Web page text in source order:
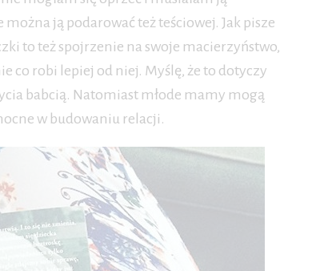
ją podarować też teściowej. Jak pisze
to też spojrzenie na swoje macierzyństwo,
co robi lepiej od niej. Myślę, że to dotyczy
babcią. Natomiast młode mamy mogą
w budowaniu relacji.